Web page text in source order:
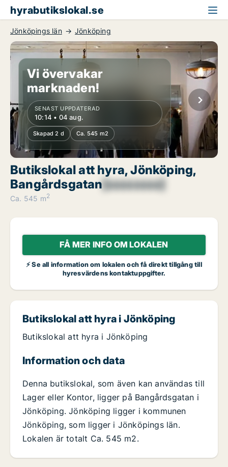
hyrabutikslokal.se
Jönköpings län Jönköping
Vi övervakar
marknaden!
SENAST UPPDATERAD
10:14 • 04 aug.
Skapad 2 d Ca. 545 m2
Butikslokal att hyra, Jönköping,
Bangårdsgatan[xxxxxxxx]
Ca. 545 m2
FÅ MER INFO OM LOKALEN
⚡ Se all information om lokalen och få direkt tillgång till
hyresvärdens kontaktuppgifter.
Butikslokal att hyra i Jönköping
Butikslokal att hyra i Jönköping
Information och data
Denna butikslokal, som även kan användas till
Lager eller Kontor, ligger på Bangårdsgatan i
Jönköping. Jönköping ligger i kommunen
Jönköping, som ligger i Jönköpings län.
Lokalen är totalt Ca. 545 m2.